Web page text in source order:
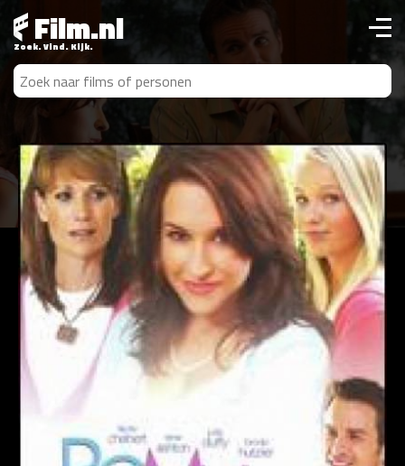
Film.nl
Zoek. Vind. Kijk.